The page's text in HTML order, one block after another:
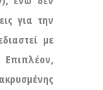
για την
με
Επιπλέον,